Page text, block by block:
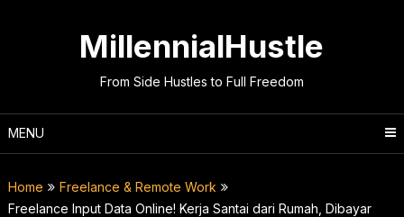
MillennialHustle
From Side Hustles to Full Freedom
MENU
Home
Freelance & Remote Work
Freelance Input Data Online! Kerja Santai dari Rumah, Dibayar